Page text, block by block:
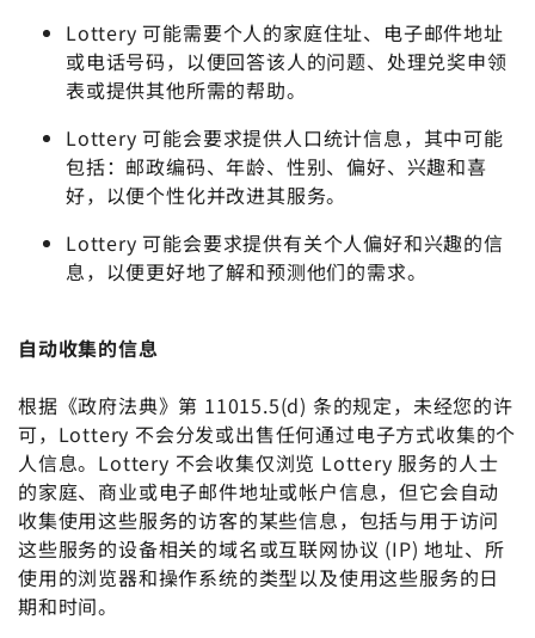
Lottery 可能需要个人的家庭住址、电子邮件地址
或电话号码，以便回答该人的问题、处理兑奖申领
表或提供其他所需的帮助。
Lottery 可能会要求提供人口统计信息，其中可能
包括：邮政编码、年龄、性别、偏好、兴趣和喜
好，以便个性化并改进其服务。
Lottery 可能会要求提供有关个人偏好和兴趣的信
息，以便更好地了解和预测他们的需求。
自动收集的信息
根据《政府法典》第 11015.5(d) 条的规定，未经您的许
可，Lottery 不会分发或出售任何通过电子方式收集的个
人信息。Lottery 不会收集仅浏览 Lottery 服务的人士
的家庭、商业或电子邮件地址或帐户信息，但它会自动
收集使用这些服务的访客的某些信息，包括与用于访问
这些服务的设备相关的域名或互联网协议 (IP) 地址、所
使用的浏览器和操作系统的类型以及使用这些服务的日
期和时间。